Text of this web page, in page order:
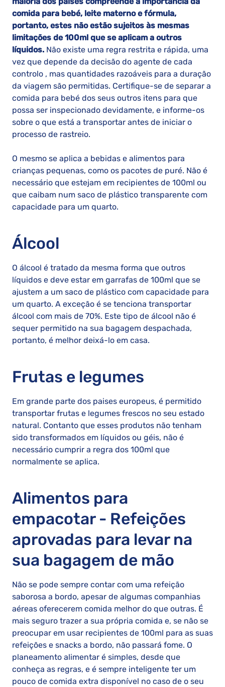
comida para bebé, leite materno e fórmula,
portanto, estes não estão sujeitos às mesmas
limitações de 100ml que se aplicam a outros
líquidos. Não existe uma regra restrita e rápida, uma
vez que depende da decisão do agente de cada
controlo , mas quantidades razoáveis para a duração
da viagem são permitidas. Certifique-se de separar a
comida para bebé dos seus outros itens para que
possa ser inspecionado devidamente, e informe-os
sobre o que está a transportar antes de iniciar o
processo de rastreio.
O mesmo se aplica a bebidas e alimentos para
crianças pequenas, como os pacotes de puré. Não é
necessário que estejam em recipientes de 100ml ou
que caibam num saco de plástico transparente com
capacidade para um quarto.
Álcool
O álcool é tratado da mesma forma que outros
líquidos e deve estar em garrafas de 100ml que se
ajustem a um saco de plástico com capacidade para
um quarto. A exceção é se tenciona transportar
álcool com mais de 70%. Este tipo de álcool não é
sequer permitido na sua bagagem despachada,
portanto, é melhor deixá-lo em casa.
Frutas e legumes
Em grande parte dos paises europeus, é permitido
transportar frutas e legumes frescos no seu estado
natural. Contanto que esses produtos não tenham
sido transformados em líquidos ou géis, não é
necessário cumprir a regra dos 100ml que
normalmente se aplica.
Alimentos para
empacotar - Refeições
aprovadas para levar na
sua bagagem de mão
Não se pode sempre contar com uma refeição
saborosa a bordo, apesar de algumas companhias
aéreas oferecerem comida melhor do que outras. É
mais seguro trazer a sua própria comida e, se não se
preocupar em usar recipientes de 100ml para as suas
refeições e snacks a bordo, não passará fome. O
planeamento alimentar é simples, desde que
conheça as regras, e é sempre inteligente ter um
pouco de comida extra disponível no caso de o seu